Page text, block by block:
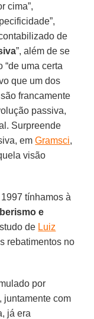
cima”,
de
”, além de se
“de uma certa
que um dos
francamente
passiva,
Surpreende
emGramsci,
visão
tínhamos à
e
de Luiz
rebatimentos no
por
, juntamente com
já era